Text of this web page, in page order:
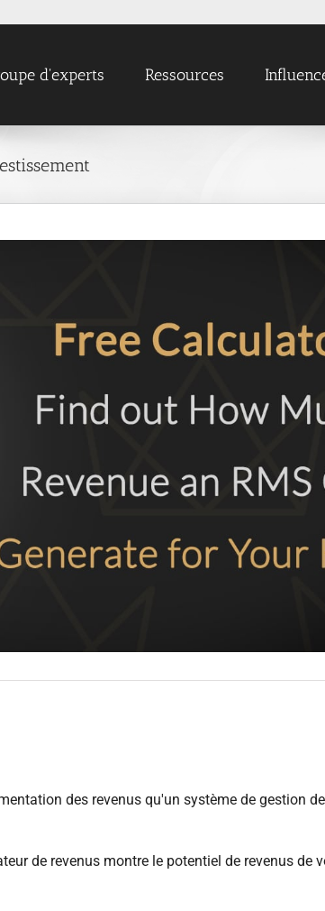
d'experts Ressources
des revenus qu'un système de gestion
de revenus montre le potentiel de revenus de